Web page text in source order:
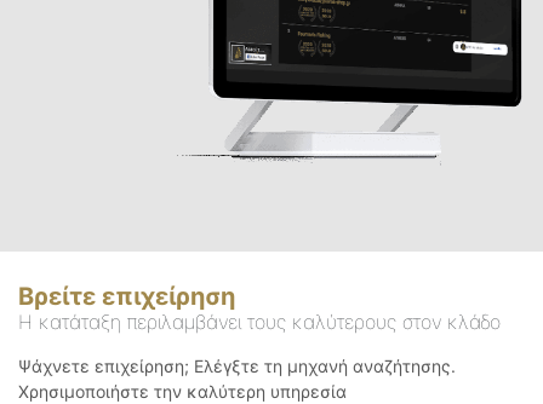
Βρείτε επιχείρηση
Η κατάταξη περιλαμβάνει τους καλύτερους στον κλάδο
Ψάχνετε επιχείρηση; Ελέγξτε τη μηχανή αναζήτησης.
Χρησιμοποιήστε την καλύτερη υπηρεσία